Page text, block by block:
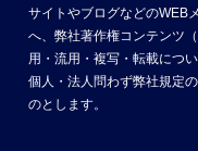
サイトやブログなどのWEB
へ、弊社著作権コンテンツ
用・流用・複写・転載につ
個人・法人問わず弊社規定
のとします。